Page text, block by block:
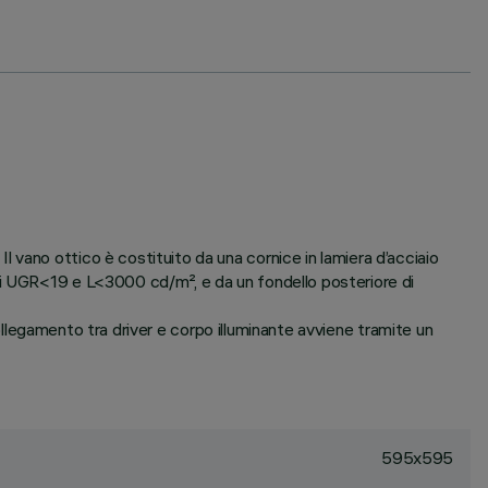
ottico è costituito da una cornice in lamiera d’acciaio
e L<3000 cd/m², e da un fondello posteriore di
tra driver e corpo illuminante avviene tramite un
595x595